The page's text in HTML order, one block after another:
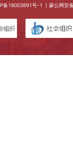
备18003691号-1 丨蒙公网安